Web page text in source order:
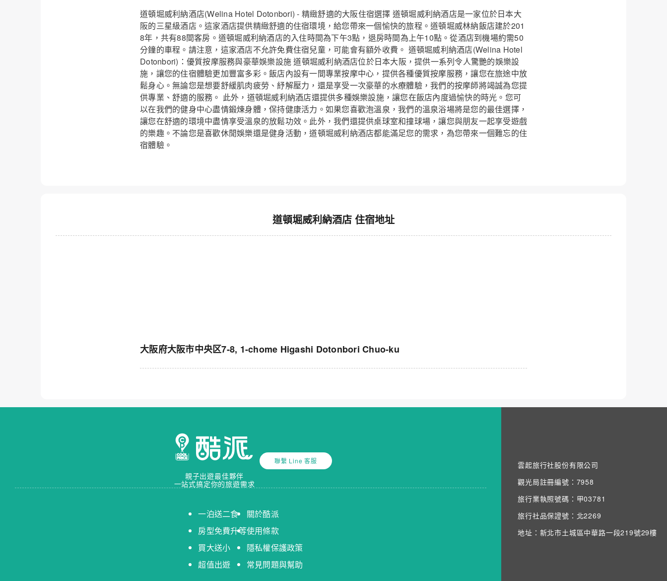
道頓堀威利納酒店(Welina Hotel Dotonbori) - 精緻舒適的大阪住宿選擇 道頓堀威利納酒店是一家位於日本大
阪的三星級酒店。這家酒店提供精緻舒適的住宿環境，給您帶來一個愉快的旅程。道頓堀威林納飯店建於201
8年，共有88間客房。道頓堀威利納酒店的入住時間為下午3點，退房時間為上午10點。從酒店到機場約需50
分鐘的車程。請注意，這家酒店不允許免費住宿兒童，可能會有額外收費。 道頓堀威利納酒店(Welina Hotel
Dotonbori)：優質按摩服務與豪華娛樂設施 道頓堀威利納酒店位於日本大阪，提供一系列令人驚艷的娛樂設
施，讓您的住宿體驗更加豐富多彩。飯店內設有一間專業按摩中心，提供各種優質按摩服務，讓您在旅途中放
鬆身心。無論您是想要舒緩肌肉疲勞、紓解壓力，還是享受一次豪華的水療體驗，我們的按摩師將竭誠為您提
供專業、舒適的服務。 此外，道頓堀威利納酒店還提供多種娛樂設施，讓您在飯店內度過愉快的時光。您可
以在我們的健身中心盡情鍛煉身體，保持健康活力。如果您喜歡泡溫泉，我們的溫泉浴場將是您的最佳選擇，
讓您在舒適的環境中盡情享受溫泉的放鬆功效。此外，我們還提供桌球室和撞球場，讓您與朋友一起享受遊戲
的樂趣。不論您是喜歡休閒娛樂還是健身活動，道頓堀威利納酒店都能滿足您的需求，為您帶來一個難忘的住
宿體驗。
道頓堀威利納酒店 住宿地址
大阪府大阪市中央区7-8, 1-chome Higashi Dotonbori Chuo-ku
親子出遊最佳夥伴
一站式搞定你的旅遊需求
聯繫 Line 客服
一泊送二食
房型免費升等
買大送小
超值出遊
關於酷派
使用條款
隱私權保護政策
常見問題與幫助
雲起旅行社股份有限公司
觀光局註冊編號：7958
旅行業執照號碼：甲03781
旅行社品保證號：北2269
地址：新北市土城區中華路一段219號29樓